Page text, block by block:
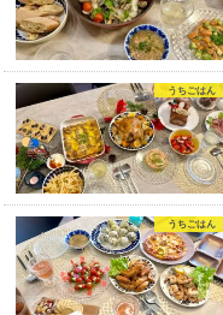
うちごはん
うちごはん